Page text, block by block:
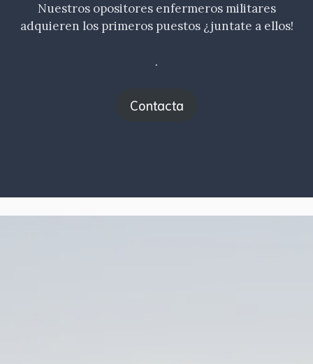
Nuestros opositores enfermeros militares
adquieren los primeros puestos ¿juntate a ellos!
.
Contacta